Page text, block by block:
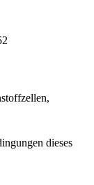
dieses